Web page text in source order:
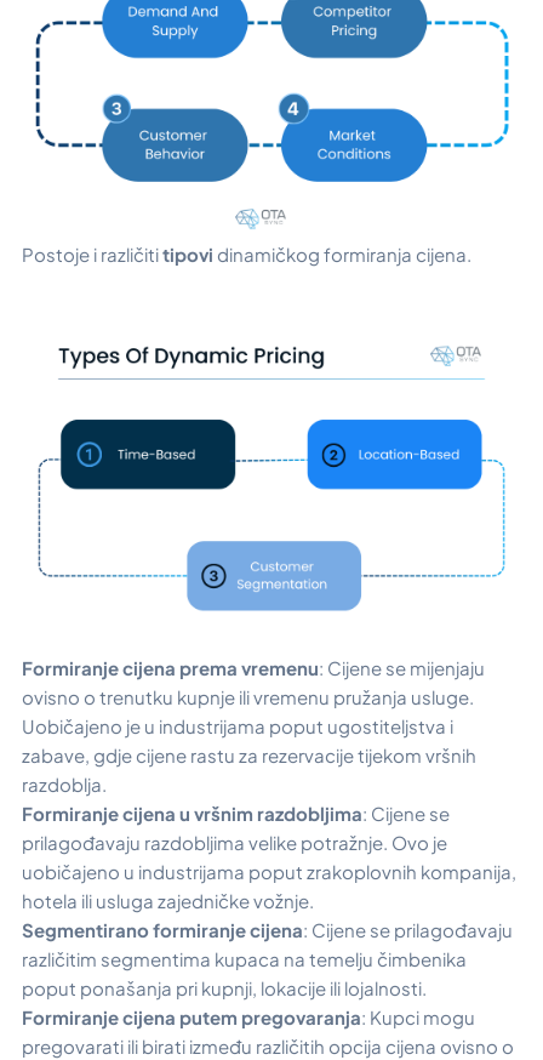
Postoje i različititipovi dinamičkog formiranja cijena.
Formiranje cijena prema vremenu: Cijene se mijenjaju
ovisno o trenutku kupnje ili vremenu pružanja usluge.
Uobičajeno je u industrijama poput ugostiteljstva i
zabave, gdje cijene rastu za rezervacije tijekom vršnih
razdoblja.
Formiranje cijena u vršnim razdobljima: Cijene se
prilagođavaju razdobljima velike potražnje. Ovo je
uobičajeno u industrijama poput zrakoplovnih kompanija,
hotela ili usluga zajedničke vožnje.
Segmentirano formiranje cijena: Cijene se prilagođavaju
različitim segmentima kupaca na temelju čimbenika
poput ponašanja pri kupnji, lokacije ili lojalnosti.
Formiranje cijena putem pregovaranja: Kupci mogu
pregovarati ili birati između različitih opcija cijena ovisno o